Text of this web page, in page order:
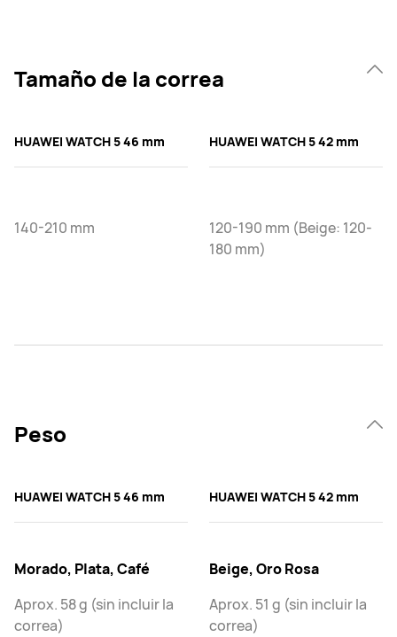
Tamaño de la correa
HUAWEI WATCH 5 46 mm
140-210 mm
HUAWEI WATCH 5 42 mm
120-190 mm (Beige: 120-
180 mm)
Peso
HUAWEI WATCH 5 46 mm
Morado, Plata, Café
Aprox. 58 g (sin incluir la
correa)
HUAWEI WATCH 5 42 mm
Beige, Oro Rosa
Aprox. 51 g (sin incluir la
correa)